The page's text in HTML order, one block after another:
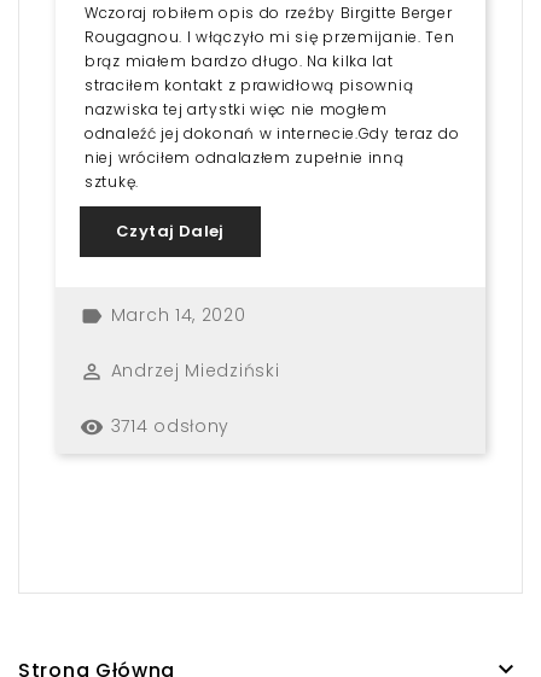
Wczoraj robiłem opis do rzeźby Birgitte Berger
Rougagnou. I włączyło mi się przemijanie. Ten
brąz miałem bardzo długo. Na kilka lat
straciłem kontakt z prawidłową pisownią
nazwiska tej artystki więc nie mogłem
odnaleźć jej dokonań w internecie.Gdy teraz do
niej wróciłem odnalazłem zupełnie inną
sztukę.
Czytaj Dalej
label March 14, 2020
perm_identity Andrzej Miedziński
remove_red_eye 3714 odsłony
Strona Główna 